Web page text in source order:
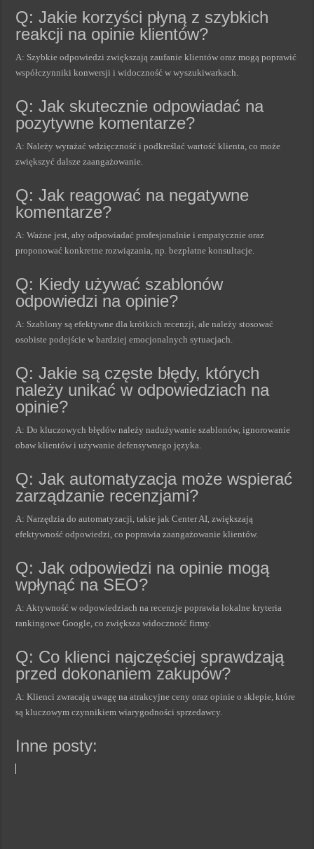
Q: Jakie korzyści płyną z szybkich
reakcji na opinie klientów?
A: Szybkie odpowiedzi zwiększają zaufanie klientów oraz mogą poprawić
współczynniki konwersji i widoczność w wyszukiwarkach.
Q: Jak skutecznie odpowiadać na
pozytywne komentarze?
A: Należy wyrażać wdzięczność i podkreślać wartość klienta, co może
zwiększyć dalsze zaangażowanie.
Q: Jak reagować na negatywne
komentarze?
A: Ważne jest, aby odpowiadać profesjonalnie i empatycznie oraz
proponować konkretne rozwiązania, np. bezpłatne konsultacje.
Q: Kiedy używać szablonów
odpowiedzi na opinie?
A: Szablony są efektywne dla krótkich recenzji, ale należy stosować
osobiste podejście w bardziej emocjonalnych sytuacjach.
Q: Jakie są częste błędy, których
należy unikać w odpowiedziach na
opinie?
A: Do kluczowych błędów należy nadużywanie szablonów, ignorowanie
obaw klientów i używanie defensywnego języka.
Q: Jak automatyzacja może wspierać
zarządzanie recenzjami?
A: Narzędzia do automatyzacji, takie jak Center AI, zwiększają
efektywność odpowiedzi, co poprawia zaangażowanie klientów.
Q: Jak odpowiedzi na opinie mogą
wpłynąć na SEO?
A: Aktywność w odpowiedziach na recenzje poprawia lokalne kryteria
rankingowe Google, co zwiększa widoczność firmy.
Q: Co klienci najczęściej sprawdzają
przed dokonaniem zakupów?
A: Klienci zwracają uwagę na atrakcyjne ceny oraz opinie o sklepie, które
są kluczowym czynnikiem wiarygodności sprzedawcy.
Inne posty: